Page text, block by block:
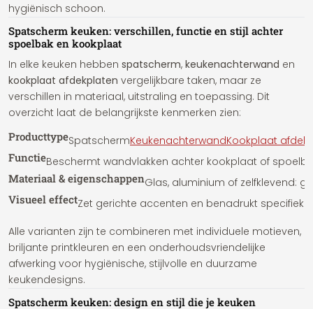
hygiënisch schoon.
Spatscherm keuken: verschillen, functie en stijl achter
spoelbak en kookplaat
In elke keuken hebben spatscherm, keukenachterwand en
kookplaat afdekplaten vergelijkbare taken, maar ze
verschillen in materiaal, uitstraling en toepassing. Dit
overzicht laat de belangrijkste kenmerken zien:
ProducttypeSpatschermKeukenachterwandKookplaat
FunctieBeschermt wandvlakken achter kookplaat of
Materiaal & eigenschappenGlas, aluminium of zelfklevend:
Visueel effectZet gerichte accenten en benadrukt specifieke
Alle varianten zijn te combineren met individuele motieven,
briljante printkleuren en een onderhoudsvriendelijke
afwerking voor hygiënische, stijlvolle en duurzame
keukendesigns.
Spatscherm keuken: design en stijl die je keuken